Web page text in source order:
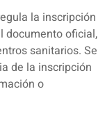
la inscripción
documento oficial,
sanitarios. Se
de la inscripción
o